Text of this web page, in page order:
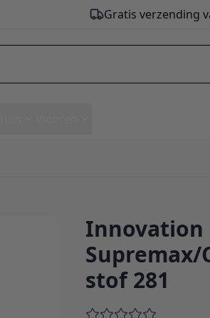
Gratis verzending
- stof 281
Innovation
Supremax/
stof 281